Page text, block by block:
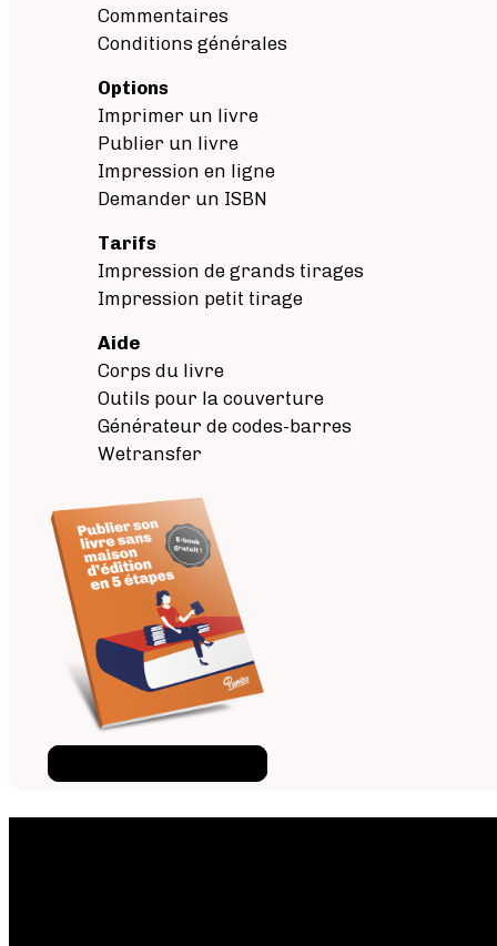
Commentaires
Conditions générales
Options
Imprimer un livre
Publier un livre
Impression en ligne
Demander un ISBN
Tarifs
Impression de grands tirages
Impression petit tirage
Aide
Corps du livre
Outils pour la couverture
Générateur de codes-barres
Wetransfer